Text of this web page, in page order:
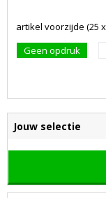
artikel voorzijde (25
Geen opdruk
Jouw selectie